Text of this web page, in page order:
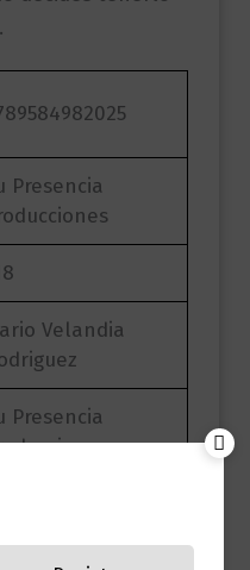
Presencia
Velandia
Presencia
Blanda